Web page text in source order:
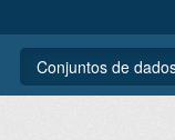
Conjuntos de